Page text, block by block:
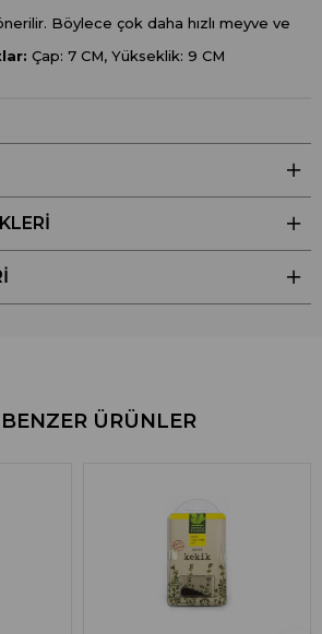
Böylece çok daha hızlı meyve ve
Çap: 7 CM, Yükseklik: 9 CM
BENZER ÜRÜNLER